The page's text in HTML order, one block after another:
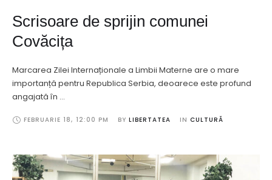
Scrisoare de sprijin comunei
Covăcița
Marcarea Zilei Internaționale a Limbii Materne are o mare
importanță pentru Republica Serbia, deoarece este profund
angajată în …
FEBRUARIE 18, 12:00 PM BY LIBERTATEA IN CULTURĂ